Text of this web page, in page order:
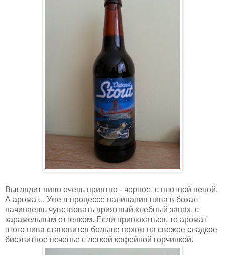
Выглядит пиво очень приятно - черное, с плотной пеной.
А аромат... Уже в процессе наливания пива в бокал
начинаешь чувствовать приятный хлебный запах, с
карамельным оттенком. Если принюхаться, то аромат
этого пива становится больше похож на свежее сладкое
бисквитное печенье с легкой кофейной горчинкой.